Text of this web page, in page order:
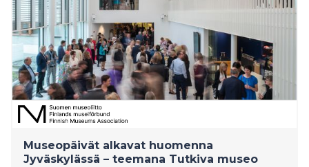
Museopäivät alkavat huomenna
Jyväskylässä – teemana Tutkiva museo